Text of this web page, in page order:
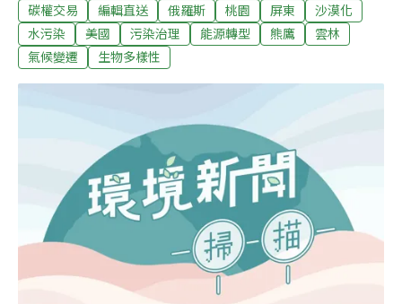
細菌和基因改造的黃金葛，試圖分解過度排放的二氧化
碳，透過新興的過濾設計流程，結合碳捕集的技術，達成
永續資源願景以及空氣品質的淨化。（中央社報導）桃園
四里試辦專用垃圾袋 11月起實施一年雙北垃圾費隨袋徵
區迴龍、龍華里試辦專用垃圾袋制度，防止外縣市垃圾入
侵。今年10月為試辦宣導期，與實施前相較，試辦區的四
條清運路線每天合計約減少3.5公噸的垃圾，垃圾車準點率
更高達九成。11月起若非使用桃園市專用垃圾袋丟垃圾，
清潔隊一律拒收，預計實施一年。（中央社報導）
碳權交易 編輯直送 俄羅斯 桃園 屏東
沙漠化
水污染
美國 污染治理 能源轉型 熊鷹
雲林
氣候變遷
生物多樣性